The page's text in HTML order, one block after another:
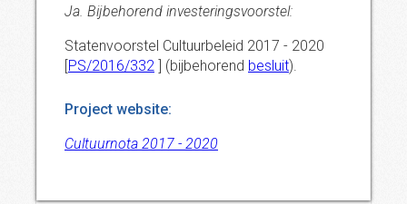
Ja. Bijbehorend investeringsvoorstel:
Statenvoorstel Cultuurbeleid 2017 - 2020
[PS/2016/332 ] (bijbehorend besluit).
Project website:
Cultuurnota 2017 - 2020